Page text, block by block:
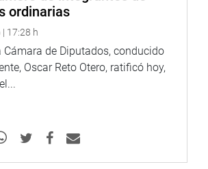
ordinarias
17:28 h
Cámara de Diputados, conducido
Oscar Reto Otero, ratificó hoy,